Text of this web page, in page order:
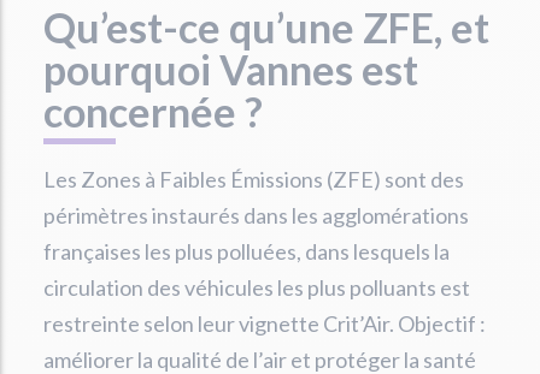
Qu’est-ce qu’une ZFE, et
pourquoi Vannes est
concernée ?
Les Zones à Faibles Émissions (ZFE) sont des
périmètres instaurés dans les agglomérations
françaises les plus polluées, dans lesquels la
circulation des véhicules les plus polluants est
restreinte selon leur vignette Crit’Air. Objectif :
améliorer la qualité de l’air et protéger la santé